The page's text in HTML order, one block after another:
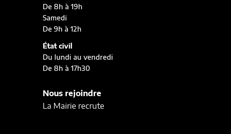
De 8h à 19h
Samedi
De 9h à 12h
État civil
Du lundi au vendredi
De 8h à 17h30
Nous rejoindre
La Mairie recrute